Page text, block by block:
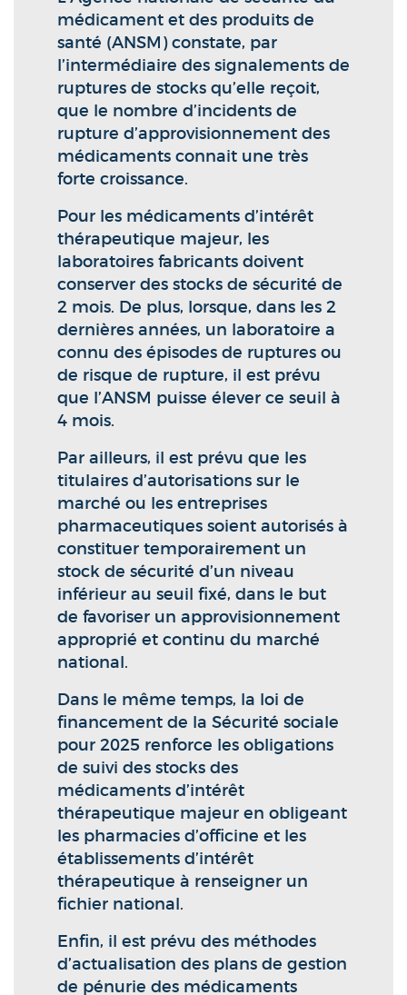
médicament et des produits de
santé (ANSM) constate, par
l’intermédiaire des signalements de
ruptures de stocks qu’elle reçoit,
que le nombre d’incidents de
rupture d’approvisionnement des
médicaments connait une très
forte croissance.
Pour les médicaments d’intérêt
thérapeutique majeur, les
laboratoires fabricants doivent
conserver des stocks de sécurité de
2 mois. De plus, lorsque, dans les 2
dernières années, un laboratoire a
connu des épisodes de ruptures ou
de risque de rupture, il est prévu
que l’ANSM puisse élever ce seuil à
4 mois.
Par ailleurs, il est prévu que les
titulaires d’autorisations sur le
marché ou les entreprises
pharmaceutiques soient autorisés à
constituer temporairement un
stock de sécurité d’un niveau
inférieur au seuil fixé, dans le but
de favoriser un approvisionnement
approprié et continu du marché
national.
Dans le même temps, la loi de
financement de la Sécurité sociale
pour 2025 renforce les obligations
de suivi des stocks des
médicaments d’intérêt
thérapeutique majeur en obligeant
les pharmacies d’officine et les
établissements d’intérêt
thérapeutique à renseigner un
fichier national.
Enfin, il est prévu des méthodes
d’actualisation des plans de gestion
de pénurie des médicaments